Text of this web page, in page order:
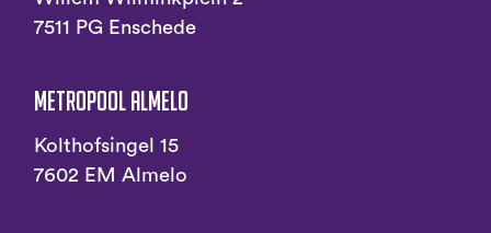
7511 PG Enschede
Metropool Almelo
Kolthofsingel 15
7602 EM Almelo